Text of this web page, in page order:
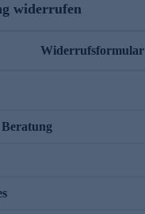
widerrufen
Widerrufsformular